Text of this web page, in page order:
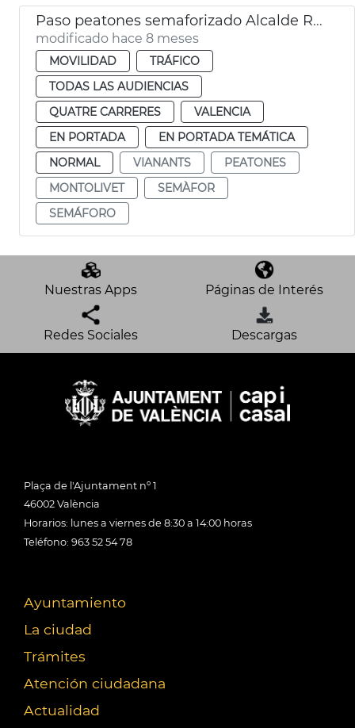
Paso peatones semaforizado Alcalde Reig València
modificado hace 8 meses
MOVILIDAD
TRÁFICO
TODAS LAS AUDIENCIAS
QUATRE CARRERES
VALENCIA
EN PORTADA
EN PORTADA TEMÁTICA
NORMAL
VIANANTS
PEATONES
MONTOLIVET
SEMÀFOR
SEMÁFORO
Nuestras Apps Páginas de Interés
Redes Sociales Descargas
Plaça de l'Ajuntament nº 1
46002 València
Horarios: lunes a viernes de 8:30 a 14:00 horas
Teléfono: 963 52 54 78
Ayuntamiento
La ciudad
Trámites
Atención ciudadana
Actualidad